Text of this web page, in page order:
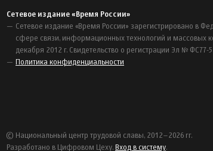
Сетевое издание «Время России»
Сетевое издание «Время России» зарегистрировано в
сфере связи, информационных технологий и массовых
декабря 2012 г. Свидетельство о регистрации Эл № ФС77-
Политика конфиденциальности
© Национальный центр трудовой славы, 2012–2026 гг.
Разработано в Цифровом Цеху. Вход в систему.